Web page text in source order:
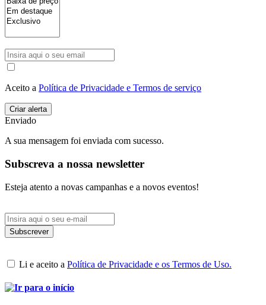
Aceito a Política de Privacidade e Termos de serviço
Enviado
A sua mensagem foi enviada com sucesso.
Subscreva a nossa newsletter
Esteja atento a novas campanhas e a novos eventos!
Li e aceito a Política de Privacidade e os Termos de Uso.